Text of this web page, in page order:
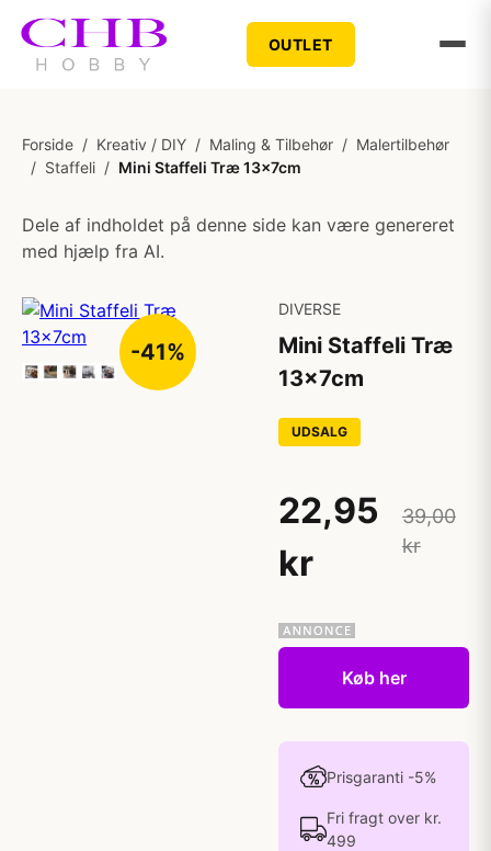
OUTLET
Forside / Kreativ / DIY / Maling & Tilbehør / Malertilbehør
/ Staffeli / Mini Staffeli Træ 13x7cm
Dele af indholdet på denne side kan være genereret
med hjælp fra AI.
-41%
DIVERSE
Mini Staffeli Træ
13x7cm
UDSALG
22,95
kr
39,00
kr
Køb her
Prisgaranti -5%
Fri fragt over kr.
499